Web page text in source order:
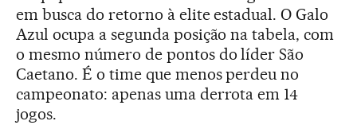
em busca do retorno à elite estadual. O Galo
Azul ocupa a segunda posição na tabela, com
o mesmo número de pontos do líder São
Caetano. É o time que menos perdeu no
campeonato: apenas uma derrota em 14
jogos.